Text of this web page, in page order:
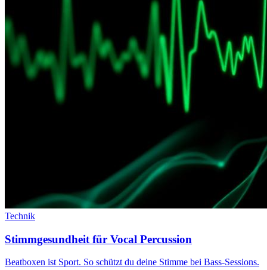
Technik
Stimmgesundheit für Vocal Percussion
Beatboxen ist Sport. So schützt du deine Stimme bei Bass-Sessions.